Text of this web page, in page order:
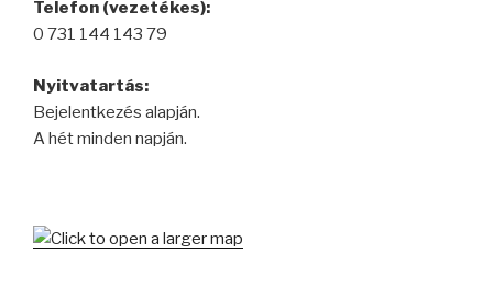
Telefon (vezetékes):
0 731 144 143 79
Nyitvatartás:
Bejelentkezés alapján.
A hét minden napján.